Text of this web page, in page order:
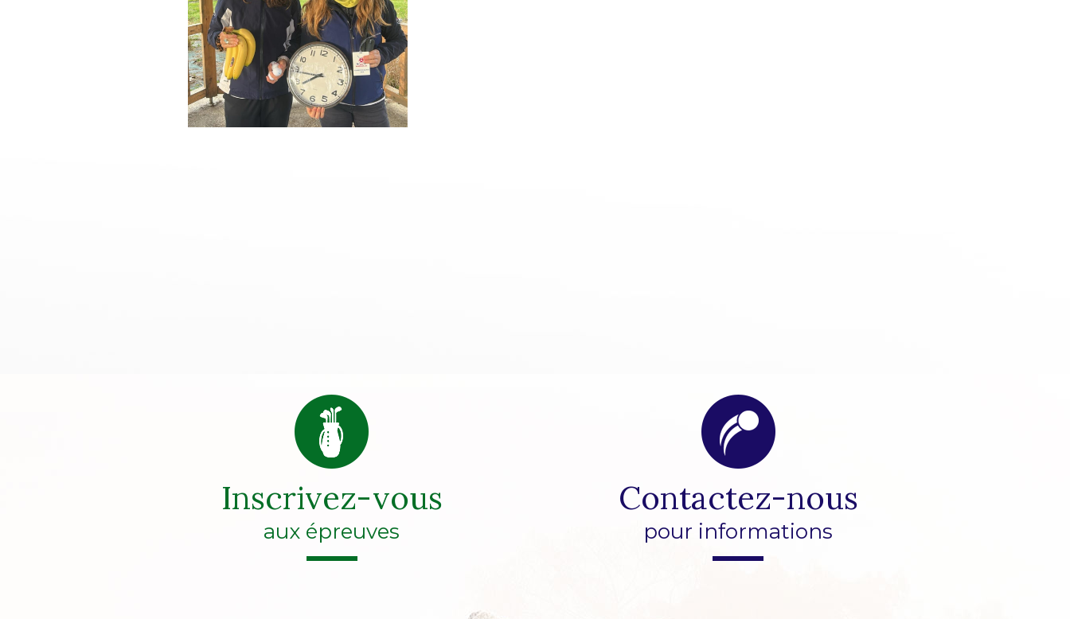
Inscrivez-vous
aux épreuves
Contactez-nous
pour informations